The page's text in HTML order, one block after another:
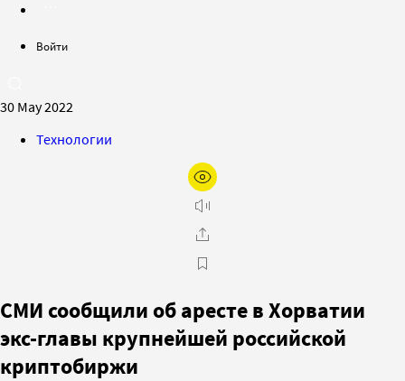
Войти
30 May 2022
Технологии
СМИ сообщили об аресте в Хорватии
экс-главы крупнейшей российской
криптобиржи